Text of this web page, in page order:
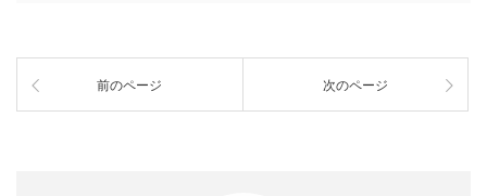
前のページ 次のページ